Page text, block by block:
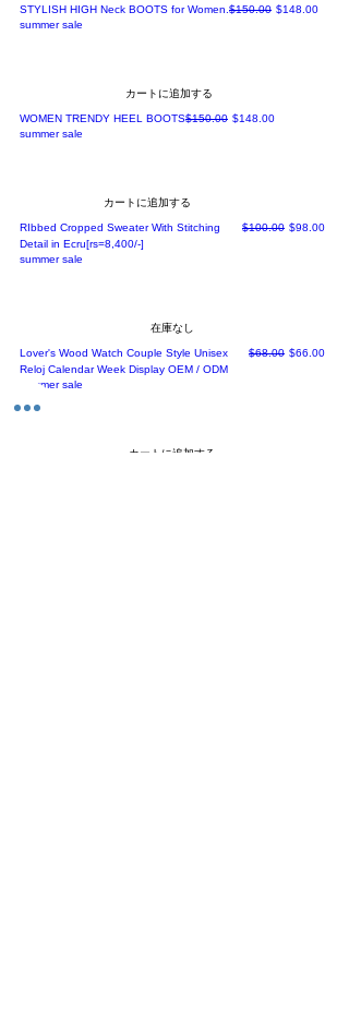
STYLISH HIGH Neck BOOTS for Women.通常価格
$150.00 セール価格
$148.00
summer sale
カートに追加する
WOMEN TRENDY HEEL BOOTS通常価格
$150.00 セール価格
$148.00
summer sale
カートに追加する
RIbbed Cropped Sweater With Stitching
Detail in Ecru[rs=8,400/-]
通常価格
$100.00 セール価格
$98.00
summer sale
在庫なし
Lover's Wood Watch Couple Style Unisex
Reloj Calendar Week Display OEM / ODM
通常価格
$68.00 セール価格
$66.00
summer sale
カートに追加する